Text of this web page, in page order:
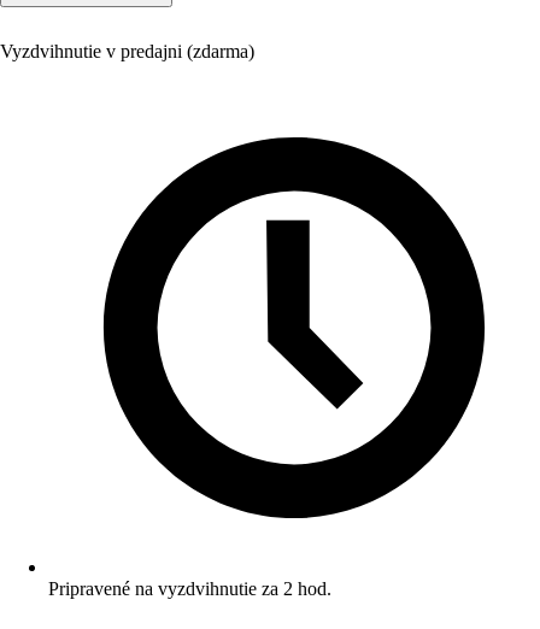
Vyzdvihnutie v predajni (zdarma)
Pripravené na vyzdvihnutie za 2 hod.